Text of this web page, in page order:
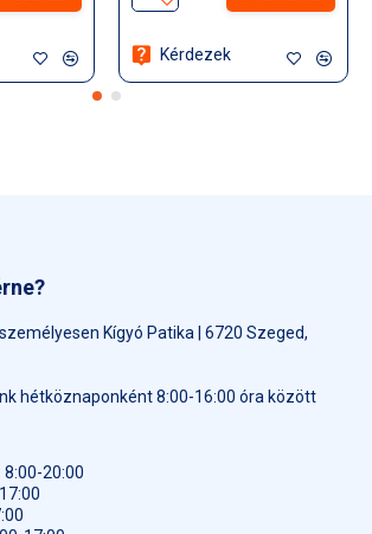
Kérdezek
Kígyó Patika | 6720 Szeged,
hétköznaponként 8:00-16:00 óra között
20:00